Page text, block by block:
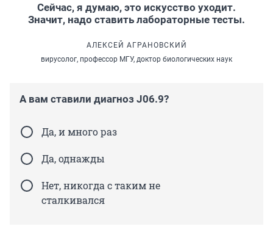
Сейчас, я думаю, это искусство уходит.
Значит, надо ставить лабораторные тесты.
АЛЕКСЕЙ АГРАНОВСКИЙ
вирусолог, профессор МГУ, доктор биологических наук
А вам ставили диагноз J06.9?
Да, и много раз
Да, однажды
Нет, никогда с таким не
сталкивался